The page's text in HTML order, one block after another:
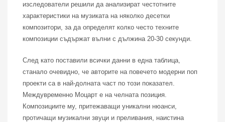
изследователи решили да анализират честотните
характеристики на музиката на няколко десетки
композитори, за да определят колко често техните
композиции съдържат вълни с дължина 20-30 секунди.
След като поставили всички данни в една таблица,
станало очевидно, че авторите на повечето модерни поп
проекти са в най-долната част по този показател.
Междувременно Моцарт е на челната позиция.
Композициите му, притежаващи уникални нюанси,
протичащи музикални звуци и преливания, наистина